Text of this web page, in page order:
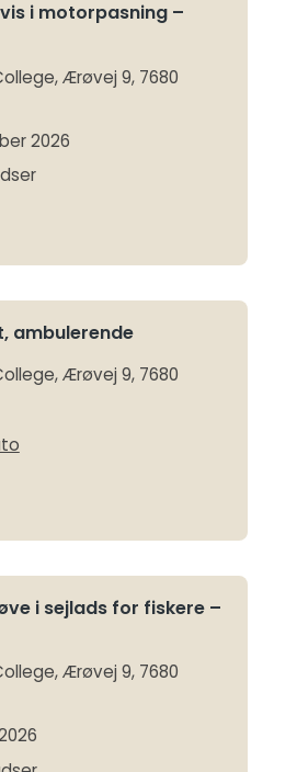
i motorpasning –
Ærøvej 9, 7680
2026
ambulerende
Ærøvej 9, 7680
i sejlads for fiskere –
Ærøvej 9, 7680